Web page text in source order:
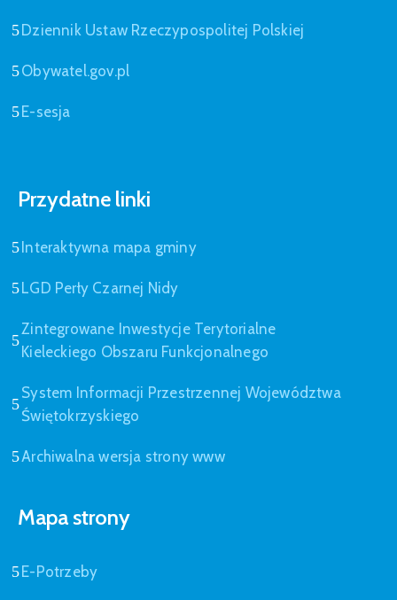
Dziennik Ustaw Rzeczypospolitej Polskiej
Obywatel.gov.pl
E-sesja
Przydatne linki
Interaktywna mapa gminy
LGD Perły Czarnej Nidy
Zintegrowane Inwestycje Terytorialne
Kieleckiego Obszaru Funkcjonalnego
System Informacji Przestrzennej Województwa
Świętokrzyskiego
Archiwalna wersja strony www
Mapa strony
E-Potrzeby